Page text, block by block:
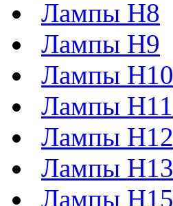
Лампы H8
Лампы H9
Лампы H10
Лампы H11
Лампы H12
Лампы H13
Лампы H15